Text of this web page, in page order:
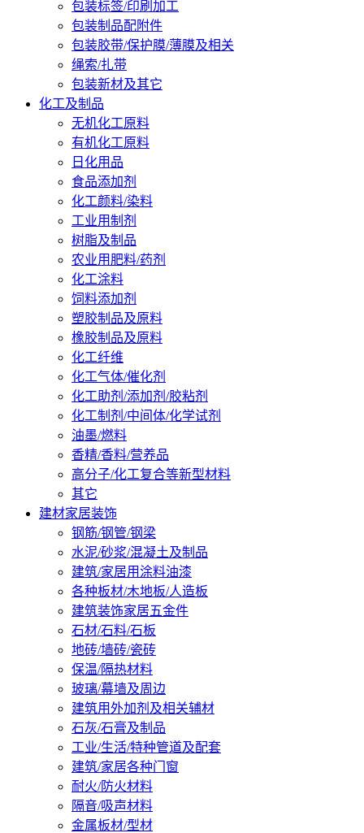
包装标签/印刷加工
包装制品配附件
包装胶带/保护膜/薄膜及相关
绳索/扎带
包装新材及其它
化工及制品
无机化工原料
有机化工原料
日化用品
食品添加剂
化工颜料/染料
工业用制剂
树脂及制品
农业用肥料/药剂
化工涂料
饲料添加剂
塑胶制品及原料
橡胶制品及原料
化工纤维
化工气体/催化剂
化工助剂/添加剂/胶粘剂
化工制剂/中间体/化学试剂
油墨/燃料
香精/香料/营养品
高分子/化工复合等新型材料
其它
建材家居装饰
钢筋/钢管/钢梁
水泥/砂浆/混凝土及制品
建筑/家居用涂料油漆
各种板材/木地板/人造板
建筑装饰家居五金件
石材/石料/石板
地砖/墙砖/瓷砖
保温/隔热材料
玻璃/幕墙及周边
建筑用外加剂及相关辅材
石灰/石膏及制品
工业/生活/特种管道及配套
建筑/家居各种门窗
耐火/防火材料
隔音/吸声材料
金属板材/型材